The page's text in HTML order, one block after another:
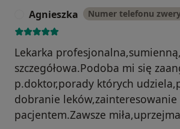
Agnieszka Numer telefonu
Lekarka
szczegółowa.Podoba mi się
p.doktor,porady których
dobranie leków,zainteresowanie
pacjentem.Zawsze